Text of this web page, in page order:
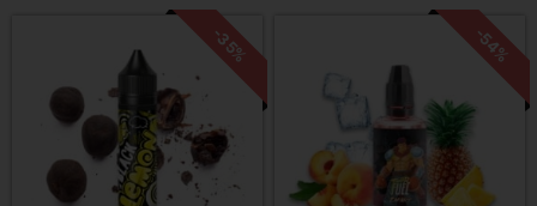
-35% -54%